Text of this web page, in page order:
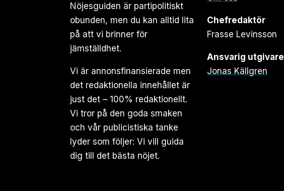
Nöjesguiden är partipolitiskt
obunden, men du kan alltid lita
på att vi brinner för
jämställdhet.
Vi är annonsfinansierade men
det redaktionella innehållet är
just det – 100% redaktionellt.
Vi tror på den goda smaken
och vår publicistiska tanke
lyder som följer: Vi vill guida
dig till det bästa nöjet.
Chefredaktör
Frasse Levinsson
Ansvarig utgivare
Jonas Källgren